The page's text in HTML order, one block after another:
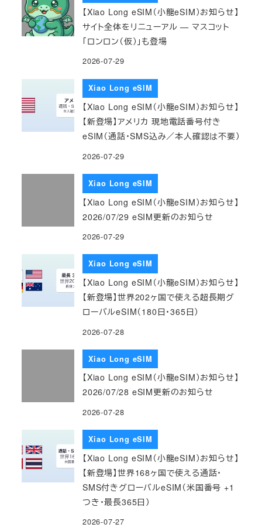
【Xiao Long eSIM（小龍eSIM）お知らせ】
サイト全体をリニューアル — マスコット
「ロンロン（仮）」も登場
2026-07-29
Xiao Long eSIM
【Xiao Long eSIM（小龍eSIM）お知らせ】
【新登場】アメリカ 現地電話番号付き
eSIM（通話・SMS込み／本人確認は不要）
2026-07-29
Xiao Long eSIM
【Xiao Long eSIM（小龍eSIM）お知らせ】
2026/07/29 eSIM更新のお知らせ
2026-07-29
Xiao Long eSIM
【Xiao Long eSIM（小龍eSIM）お知らせ】
【新登場】世界202ヶ国で使える超長期グ
ローバルeSIM（180日・365日）
2026-07-28
Xiao Long eSIM
【Xiao Long eSIM（小龍eSIM）お知らせ】
2026/07/28 eSIM更新のお知らせ
2026-07-28
Xiao Long eSIM
【Xiao Long eSIM（小龍eSIM）お知らせ】
【新登場】世界168ヶ国で使える通話・
SMS付きグローバルeSIM（米国番号 +1
つき・最長365日）
2026-07-27